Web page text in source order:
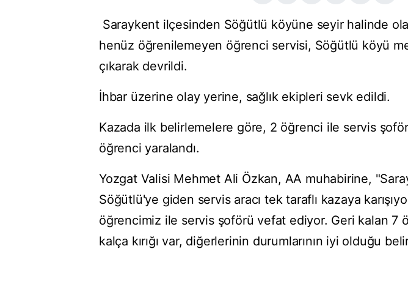
Saraykent ilçesinden Söğütlü köyüne seyir halinde
henüz öğrenilemeyen öğrenci servisi, Söğütlü köyü
çıkarak devrildi.
İhbar üzerine olay yerine, sağlık ekipleri sevk edildi.
Kazada ilk belirlemelere göre, 2 öğrenci ile servis
öğrenci yaralandı.
Yozgat Valisi Mehmet Ali Özkan, AA muhabirine,
Söğütlü'ye giden servis aracı tek taraflı kazaya
öğrencimiz ile servis şoförü vefat ediyor. Geri kalan 7
kalça kırığı var, diğerlerinin durumlarının iyi olduğu